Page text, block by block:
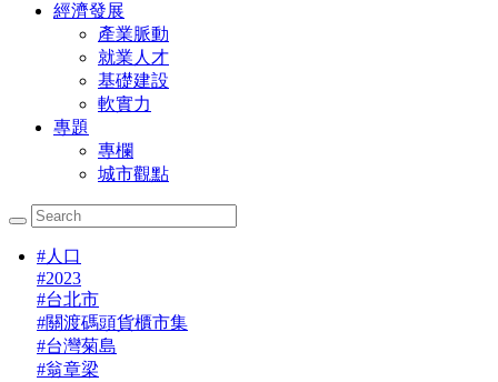
經濟發展
產業脈動
就業人才
基礎建設
軟實力
專題
專欄
城市觀點
#人口
#2023
#台北市
#關渡碼頭貨櫃市集
#台灣菊島
#翁章梁